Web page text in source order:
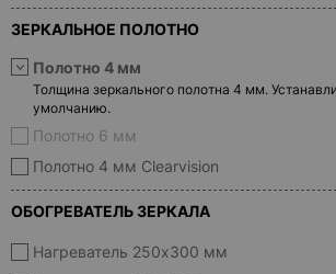
ЗЕРКАЛЬНОЕ ПОЛОТНО
Полотно 4 мм
Толщина зеркального полотна 4 мм.
умолчанию.
Полотно 6 мм
Полотно 4 мм Clearvision
ОБОГРЕВАТЕЛЬ ЗЕРКАЛА
Нагреватель 250x300 мм